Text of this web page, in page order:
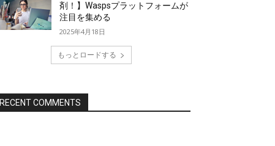
剤！】Waspsプラットフォームが
注目を集める
2025年4月18日
もっとロードする
RECENT COMMENTS